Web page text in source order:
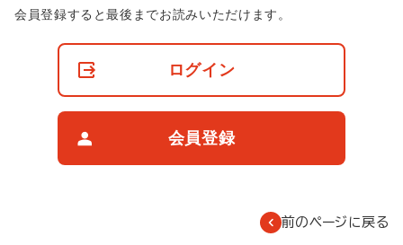
非
会員登録すると最後までお読みいただけます。
ログイン
会員登録
前のページに戻る